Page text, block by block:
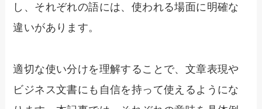
し、それぞれの語には、使われる場面に明確な
違いがあります。
適切な使い分けを理解することで、文章表現や
ビジネス文書にも自信を持って使えるようにな